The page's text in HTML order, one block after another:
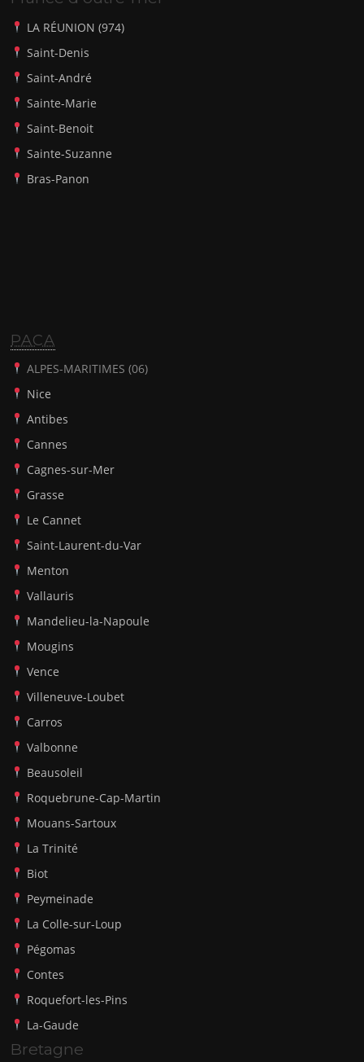
LA RÉUNION (974)
Saint-Denis
Saint-André
Sainte-Marie
Saint-Benoit
Sainte-Suzanne
Bras-Panon
PACA
ALPES-MARITIMES (06)
Nice
Antibes
Cannes
Cagnes-sur-Mer
Grasse
Le Cannet
Saint-Laurent-du-Var
Menton
Vallauris
Mandelieu-la-Napoule
Mougins
Vence
Villeneuve-Loubet
Carros
Valbonne
Beausoleil
Roquebrune-Cap-Martin
Mouans-Sartoux
La Trinité
Biot
Peymeinade
La Colle-sur-Loup
Pégomas
Contes
Roquefort-les-Pins
La-Gaude
Bretagne